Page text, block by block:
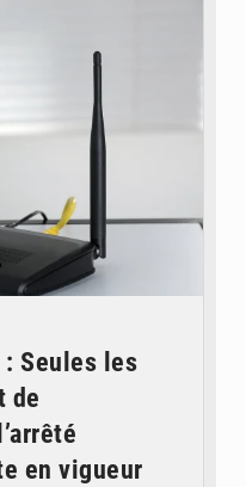
Seules les
de
en vigueur